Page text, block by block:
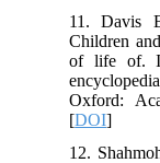
11.
Children
of life of.
Oxford:
[DOI
12.